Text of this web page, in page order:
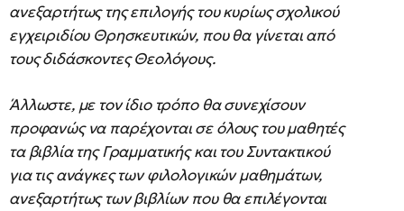
ανεξαρτήτως της επιλογής του κυρίως σχολικού
εγχειριδίου Θρησκευτικών, που θα γίνεται από
τους διδάσκοντες Θεολόγους.
Άλλωστε, με τον ίδιο τρόπο θα συνεχίσουν
προφανώς να παρέχονται σε όλους του μαθητές
τα βιβλία της Γραμματικής και του Συντακτικού
για τις ανάγκες των φιλολογικών μαθημάτων,
ανεξαρτήτως των βιβλίων που θα επιλέγονται